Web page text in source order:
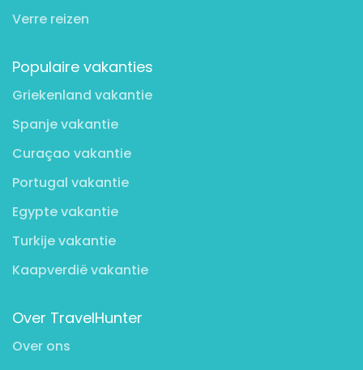
Verre reizen
Populaire vakanties
Griekenland vakantie
Spanje vakantie
Curaçao vakantie
Portugal vakantie
Egypte vakantie
Turkije vakantie
Kaapverdië vakantie
Over TravelHunter
Over ons